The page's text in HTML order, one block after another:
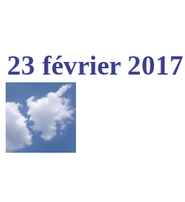
23 février 2017